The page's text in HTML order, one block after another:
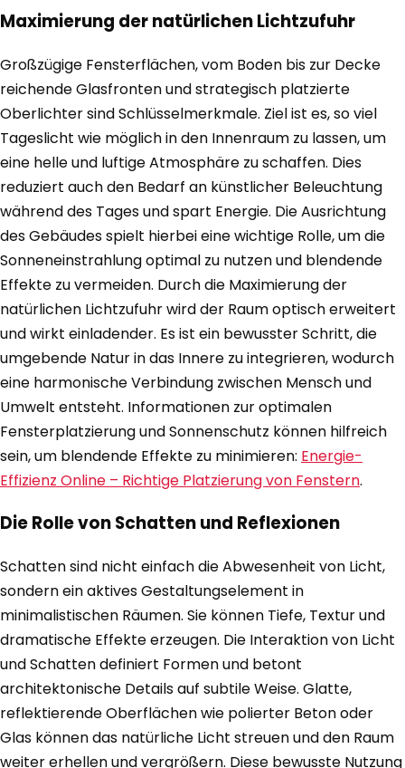
Maximierung der natürlichen Lichtzufuhr
Großzügige Fensterflächen, vom Boden bis zur Decke
reichende Glasfronten und strategisch platzierte
Oberlichter sind Schlüsselmerkmale. Ziel ist es, so viel
Tageslicht wie möglich in den Innenraum zu lassen, um
eine helle und luftige Atmosphäre zu schaffen. Dies
reduziert auch den Bedarf an künstlicher Beleuchtung
während des Tages und spart Energie. Die Ausrichtung
des Gebäudes spielt hierbei eine wichtige Rolle, um die
Sonneneinstrahlung optimal zu nutzen und blendende
Effekte zu vermeiden. Durch die Maximierung der
natürlichen Lichtzufuhr wird der Raum optisch erweitert
und wirkt einladender. Es ist ein bewusster Schritt, die
umgebende Natur in das Innere zu integrieren, wodurch
eine harmonische Verbindung zwischen Mensch und
Umwelt entsteht. Informationen zur optimalen
Fensterplatzierung und Sonnenschutz können hilfreich
sein, um blendende Effekte zu minimieren: Energie-
Effizienz Online – Richtige Platzierung von Fenstern.
Die Rolle von Schatten und Reflexionen
Schatten sind nicht einfach die Abwesenheit von Licht,
sondern ein aktives Gestaltungselement in
minimalistischen Räumen. Sie können Tiefe, Textur und
dramatische Effekte erzeugen. Die Interaktion von Licht
und Schatten definiert Formen und betont
architektonische Details auf subtile Weise. Glatte,
reflektierende Oberflächen wie polierter Beton oder
Glas können das natürliche Licht streuen und den Raum
weiter erhellen und vergrößern. Diese bewusste Nutzung